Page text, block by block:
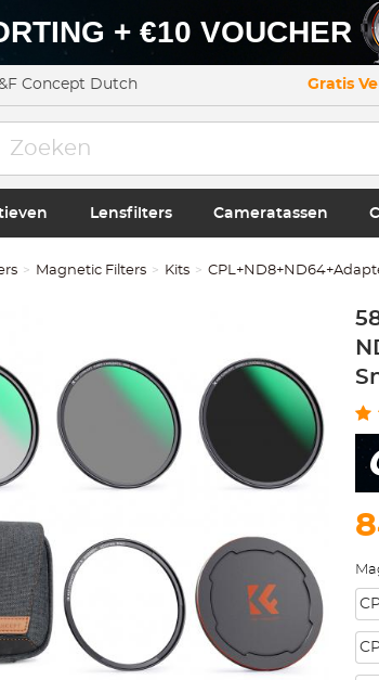
+ €10 VOUCHER
Concept Dutch Gratis
Lensfilters Cameratassen
Magnetic Filters Kits